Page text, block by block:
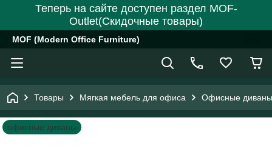
Теперь на сайте доступен раздел MOF-
Outlet(Скидочные товары)
MOF (Modern Office Furniture)
Товары Мягкая мебель для офиса Офисные диваны
офисные диваны